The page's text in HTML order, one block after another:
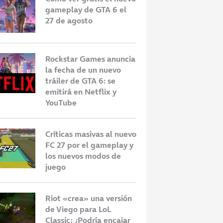
gameplay de GTA 6 el
27 de agosto
Rockstar Games anuncia
la fecha de un nuevo
tráiler de GTA 6: se
emitirá en Netflix y
YouTube
Críticas masivas al nuevo
FC 27 por el gameplay y
los nuevos modos de
juego
Riot «crea» una versión
de Viego para LoL
Classic: ¿Podría encajar